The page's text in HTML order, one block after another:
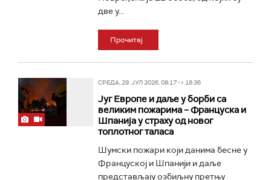
две у...
Прочитај
СРЕДА, 29. ЈУЛ 2026, 08:17 -> 18:36
Југ Европе и даље у борби са
великим пожарима – Француска и
Шпанија у страху од новог
топлотног таласа
Шумски пожари који данима бесне у
Француској и Шпанији и даље
представљају озбиљну претњу